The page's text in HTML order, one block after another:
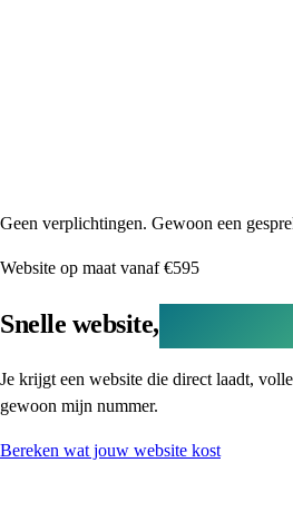
Geen verplichtingen. Gewoon een
Website op maat vanaf €595
Snelle website,
Je krijgt een website die direct laadt,
gewoon mijn nummer.
Bereken wat jouw website kost